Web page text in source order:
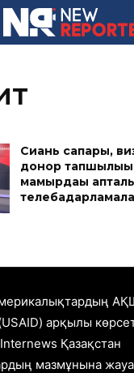
Сиань сапары,
донор
мамырдағы
(USAID) арқылы
Қазақстан
мазмұнына